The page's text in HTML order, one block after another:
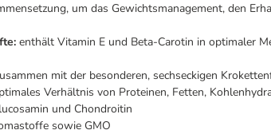
um das Gewichtsmanagement, den
enthält Vitamin E und Beta-Carotin in optimaler
mit der besonderen, sechseckigen
Verhältnis von Proteinen, Fetten,
und Chondroitin
sowie GMO